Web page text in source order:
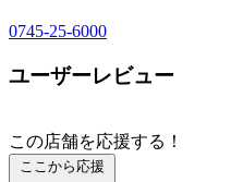
0745-25-6000
ユーザーレビュー
この店舗を応援する！
ここから応援